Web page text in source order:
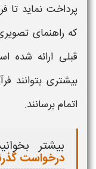
پرداخت نماید تا
که راهنمای
قبلی ارائه شده
بیشتری بتوانند
اتمام برسانند.
بیشتر
درخواست